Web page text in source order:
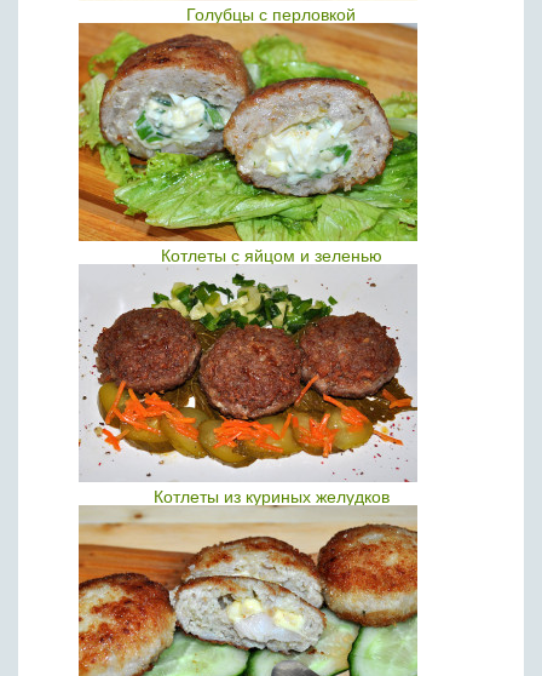
Голубцы с перловкой
Котлеты с яйцом и зеленью
Котлеты из куриных желудков